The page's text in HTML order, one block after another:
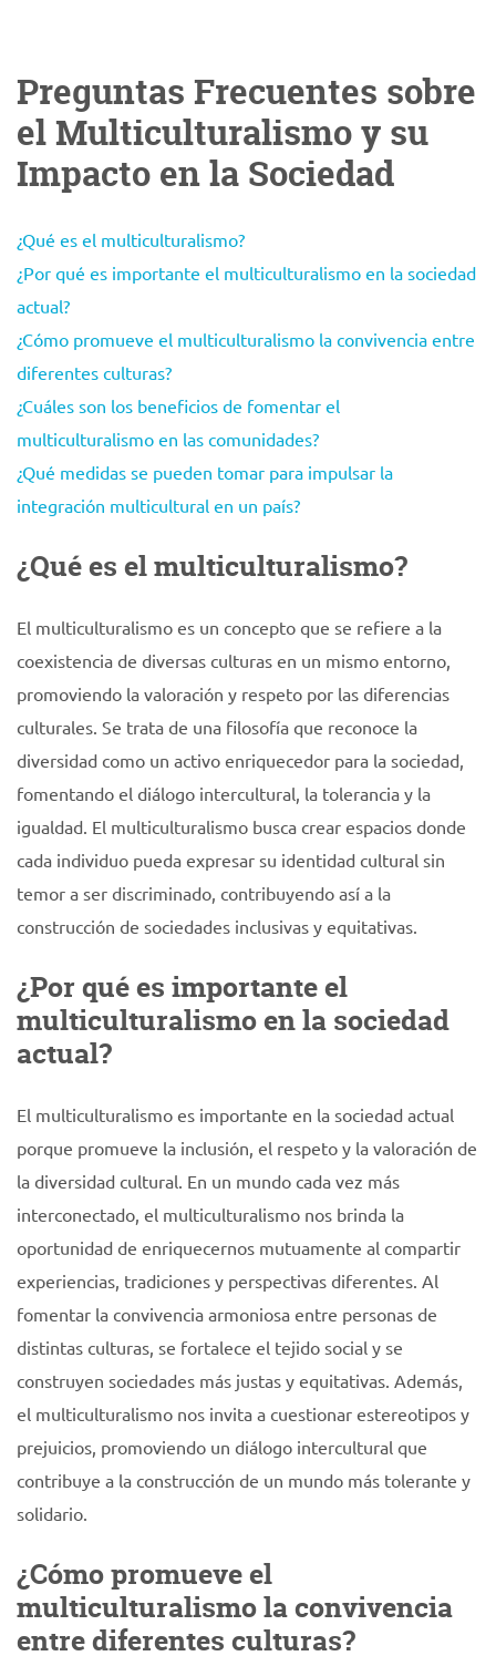
Preguntas Frecuentes sobre
el Multiculturalismo y su
Impacto en la Sociedad
¿Qué es el multiculturalismo?
¿Por qué es importante el multiculturalismo en la sociedad
actual?
¿Cómo promueve el multiculturalismo la convivencia entre
diferentes culturas?
¿Cuáles son los beneficios de fomentar el
multiculturalismo en las comunidades?
¿Qué medidas se pueden tomar para impulsar la
integración multicultural en un país?
¿Qué es el multiculturalismo?
El multiculturalismo es un concepto que se refiere a la
coexistencia de diversas culturas en un mismo entorno,
promoviendo la valoración y respeto por las diferencias
culturales. Se trata de una filosofía que reconoce la
diversidad como un activo enriquecedor para la sociedad,
fomentando el diálogo intercultural, la tolerancia y la
igualdad. El multiculturalismo busca crear espacios donde
cada individuo pueda expresar su identidad cultural sin
temor a ser discriminado, contribuyendo así a la
construcción de sociedades inclusivas y equitativas.
¿Por qué es importante el
multiculturalismo en la sociedad
actual?
El multiculturalismo es importante en la sociedad actual
porque promueve la inclusión, el respeto y la valoración de
la diversidad cultural. En un mundo cada vez más
interconectado, el multiculturalismo nos brinda la
oportunidad de enriquecernos mutuamente al compartir
experiencias, tradiciones y perspectivas diferentes. Al
fomentar la convivencia armoniosa entre personas de
distintas culturas, se fortalece el tejido social y se
construyen sociedades más justas y equitativas. Además,
el multiculturalismo nos invita a cuestionar estereotipos y
prejuicios, promoviendo un diálogo intercultural que
contribuye a la construcción de un mundo más tolerante y
solidario.
¿Cómo promueve el
multiculturalismo la convivencia
entre diferentes culturas?